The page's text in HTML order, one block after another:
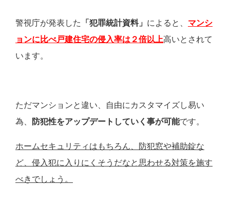
警視庁が発表した 「犯罪統計資料」 によると、 マンシ
ョンに比べ戸建住宅の侵入率は２倍以上高いとされて
います。
ただマンションと違い、自由にカスタマイズし易い
為、
防犯性をアップデートしていく事が可能です。
ホームセキュリティはもちろん、防犯窓や補助錠な
ど、侵入犯に入りにくそうだなと思わせる対策を施す
べきでしょう。